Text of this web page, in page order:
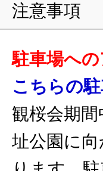
注意事項
駐車場へ
こちらの
観桜会期
址公園に